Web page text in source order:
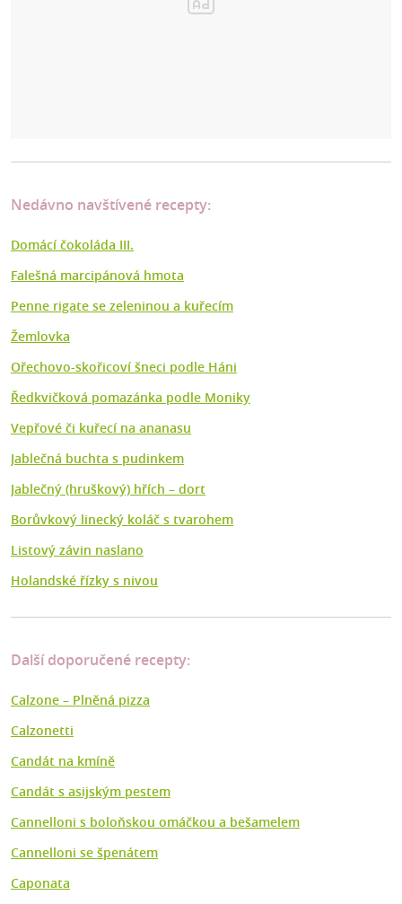
Nedávno navštívené recepty:
Domácí čokoláda III.
Falešná marcipánová hmota
Penne rigate se zeleninou a kuřecím
Žemlovka
Ořechovo-skořicoví šneci podle Háni
Ředkvičková pomazánka podle Moniky
Vepřové či kuřecí na ananasu
Jablečná buchta s pudinkem
Jablečný (hruškový) hřích – dort
Borůvkový linecký koláč s tvarohem
Listový závin naslano
Holandské řízky s nivou
Další doporučené recepty:
Calzone – Plněná pizza
Calzonetti
Candát na kmíně
Candát s asijským pestem
Cannelloni s boloňskou omáčkou a bešamelem
Cannelloni se špenátem
Caponata